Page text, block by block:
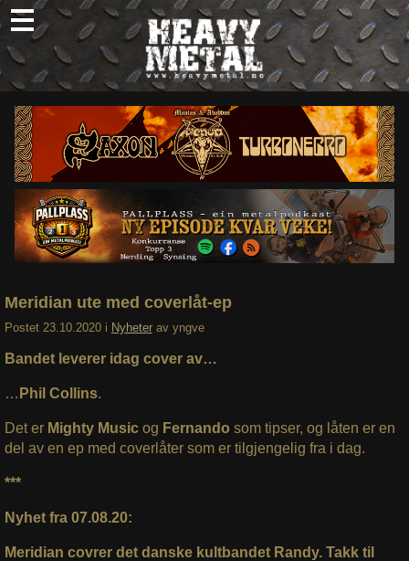
Skip
to
content
Nyheter
Omtaler
Intervjuer
Om oss
Abonner
Søk
Meridian ute med coverlåt-ep
Postet 23.10.2020 i Nyheter av yngve
Bandet leverer idag cover av…
… Phil Collins.
Det er Mighty Musicog Fernando som tipser, og låten er en
del av en ep med coverlåter som er tilgjengelig fra i dag.
***
Nyhet fra 07.08.20:
Meridian covrer det danske kultbandet Randy. Takk til